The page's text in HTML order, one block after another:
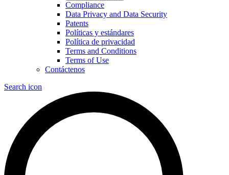
Compliance
Data Privacy and Data Security
Patents
Políticas y estándares
Política de privacidad
Terms and Conditions
Terms of Use
Contáctenos
Search icon